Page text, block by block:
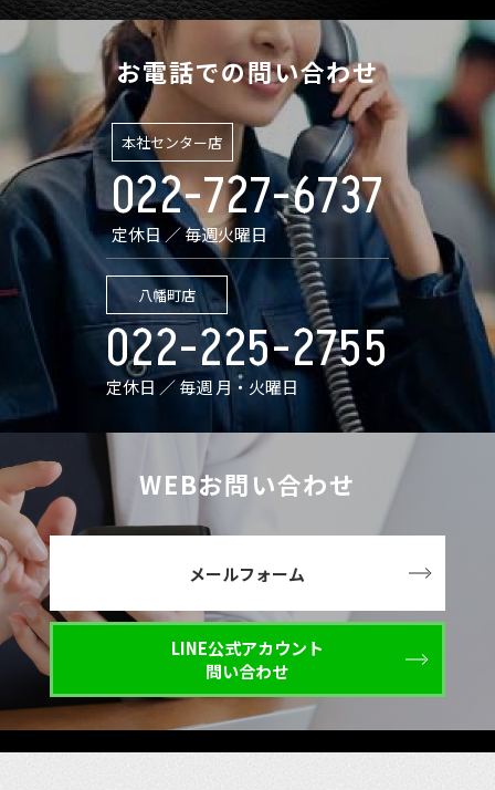
お電話での問い合わせ
本社センター店
022-727-6737
定休日 ／ 毎週火曜日
八幡町店
022-225-2755
定休日 ／ 毎週 月・火曜日
WEBお問い合わせ
メールフォーム
LINE公式アカウント
問い合わせ